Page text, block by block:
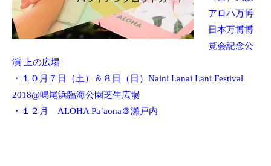
アロハ万博
日本万博博
覧会記念公
演 上の広場
・１０月７日（土）＆８日（日）Naini Lanai Lani Festival
2018@鳴尾浜臨海公園芝生広場
・１２月 ALOHA Pa’aona＠瀬戸内